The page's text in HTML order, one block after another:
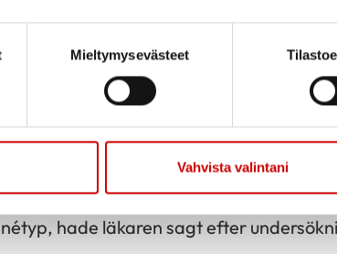
Mieltymysevästeet
Vahvista valintani
undersöktes också, och Tauski
ju också höjande på blodtrycket. I
han sov på rygg var symptomen
hade läkaren sagt efter